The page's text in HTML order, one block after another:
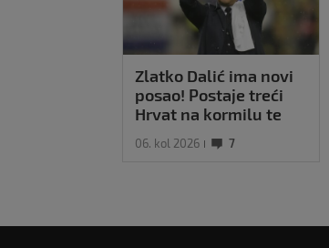
Zlatko Dalić ima novi
posao! Postaje treći
Hrvat na kormilu te
reprezentacije
06. kol 2026 7